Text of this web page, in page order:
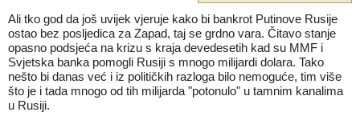
Ali tko god da još uvijek vjeruje kako bi bankrot Putinove Rusije
ostao bez posljedica za Zapad, taj se grdno vara. Čitavo stanje
opasno podsjeća na krizu s kraja devedesetih kad su MMF i
Svjetska banka pomogli Rusiji s mnogo milijardi dolara. Tako
nešto bi danas već i iz političkih razloga bilo nemoguće, tim više
što je i tada mnogo od tih milijarda "potonulo" u tamnim kanalima
u Rusiji.